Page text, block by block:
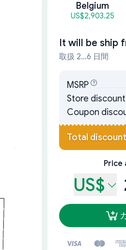
Belgium
US$2,903.25
It will be ship
取扱 2...6 日間
MSRP
Store discount
Coupon
Total discount
Price
US$